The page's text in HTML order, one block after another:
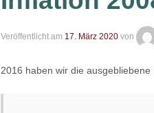
Veröffentlicht am 17. März 2020 von
2016 haben wir die ausgebliebene